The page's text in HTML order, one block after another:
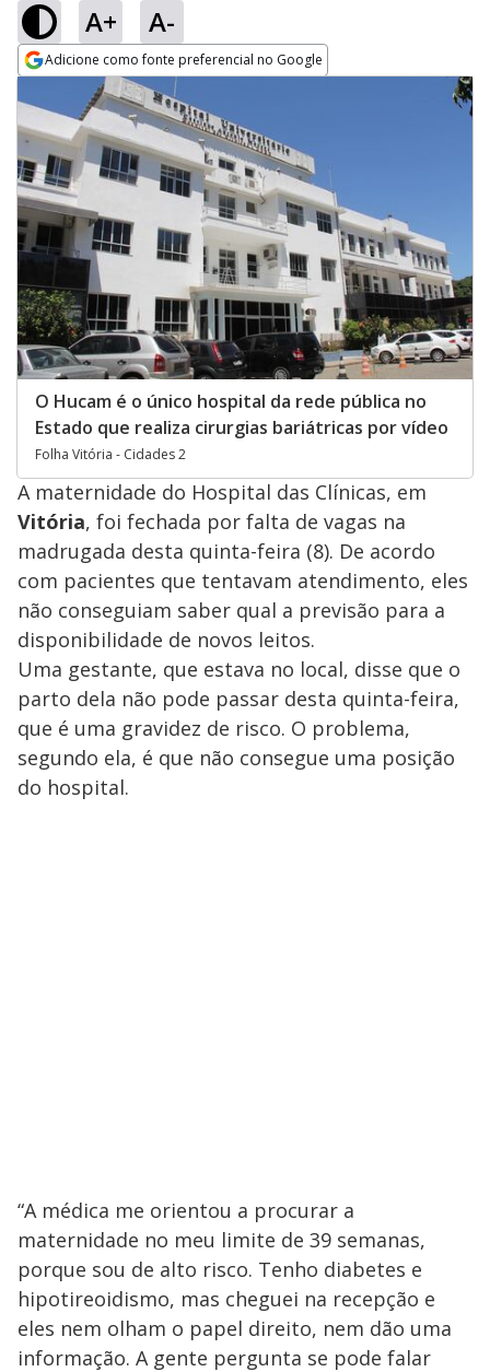
A+ A-
Adicione como fonte preferencial no Google
Opens in new window
O Hucam é o único hospital da rede pública no
Estado que realiza cirurgias bariátricas por vídeo
Folha Vitória - Cidades 2
A maternidade do Hospital das Clínicas, em
Vitória, foi fechada por falta de vagas na
madrugada desta quinta-feira (8). De acordo
com pacientes que tentavam atendimento, eles
não conseguiam saber qual a previsão para a
disponibilidade de novos leitos.
Uma gestante, que estava no local, disse que o
parto dela não pode passar desta quinta-feira,
que é uma gravidez de risco. O problema,
segundo ela, é que não consegue uma posição
do hospital.
“A médica me orientou a procurar a
maternidade no meu limite de 39 semanas,
porque sou de alto risco. Tenho diabetes e
hipotireoidismo, mas cheguei na recepção e
eles nem olham o papel direito, nem dão uma
informação. A gente pergunta se pode falar